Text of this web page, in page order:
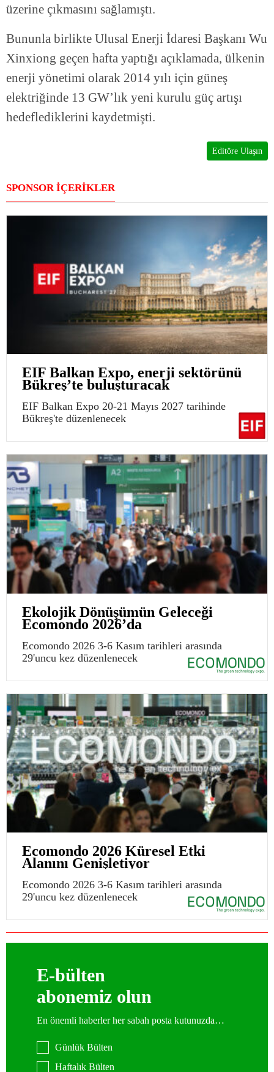
üzerine çıkmasını sağlamıştı.
Bununla birlikte Ulusal Enerji İdaresi Başkanı Wu
Xinxiong geçen hafta yaptığı açıklamada, ülkenin
enerji yönetimi olarak 2014 yılı için güneş
elektriğinde 13 GW’lık yeni kurulu güç artışı
hedeflediklerini kaydetmişti.
Editöre Ulaşın
SPONSOR İÇERİKLER
EIF Balkan Expo, enerji sektörünü
Bükreş’te buluşturacak
EIF Balkan Expo 20-21 Mayıs 2027 tarihinde
Bükreş'te düzenlenecek
Ekolojik Dönüşümün Geleceği
Ecomondo 2026’da
Ecomondo 2026 3-6 Kasım tarihleri arasında
29'uncu kez düzenlenecek
Ecomondo 2026 Küresel Etki
Alanını Genişletiyor
Ecomondo 2026 3-6 Kasım tarihleri arasında
29'uncu kez düzenlenecek
E-bülten
abonemiz olun
En önemli haberler her sabah posta kutunuzda…
Günlük Bülten
Haftalık Bülten